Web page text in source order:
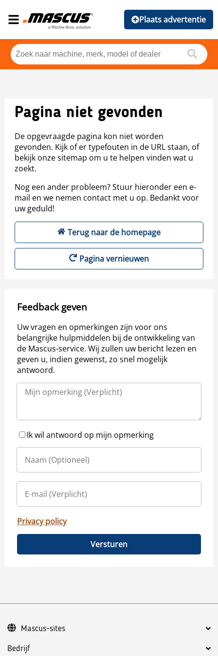
Plaats advertentie
Pagina niet gevonden
De opgevraagde pagina kon niet worden
gevonden. Kijk of er typefouten in de URL staan, of
bekijk onze sitemap om u te helpen vinden wat u
zoekt.
Nog een ander probleem? Stuur hieronder een e-
mail en we nemen contact met u op. Bedankt voor
uw geduld!
Terug naar de homepage
Pagina vernieuwen
Feedback geven
Uw vragen en opmerkingen zijn voor ons
belangrijke hulpmiddelen bij de ontwikkeling van
de Mascus-service. Wij zullen uw bericht lezen en
geven u, indien gewenst, zo snel mogelijk
antwoord.
Ik wil antwoord op mijn opmerking
Privacy policy
Versturen
Bedrijf
Mascus-sites